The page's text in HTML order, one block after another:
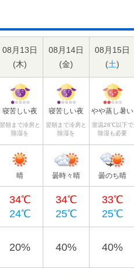
08月13日
(木)
08月14日
(金)
08月15日
(土)
寝苦しい夜
翌朝まで冷房と
除湿を
寝苦しい夜
翌朝まで冷房と
除湿を
やや蒸し暑い
室温28℃以下で
除湿も必要
晴 曇時々晴 曇のち晴
34℃
24℃
34℃
25℃
33℃
25℃
20% 40% 40%